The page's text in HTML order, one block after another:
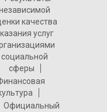
качества
услуг
социальной
сферы
Официальный